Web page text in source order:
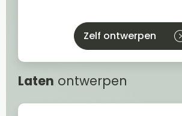
Zelf ontwerpen
Laten ontwerpen